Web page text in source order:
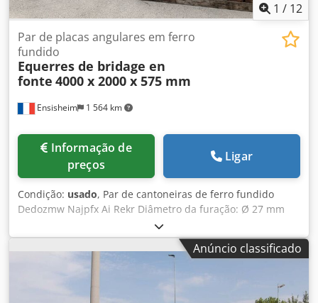
1 / 12
Ensisheim 1 564 km
Par de placas angulares em ferro
fundido
Equerres de bridage en
fonte 4000 x 2000 x 575 mm
preços
Ligar
Condição: usado, Par de cantoneiras de ferro fundido
Dedozmw Najpfx Ai Rekr Diâmetro da furação: Ø 27 mm
Largura: 575 mm Profundidade: 2000 mm Altura total:
4000 mm Peso unitário: aprox. 6 toneladas
Anúncio classificado